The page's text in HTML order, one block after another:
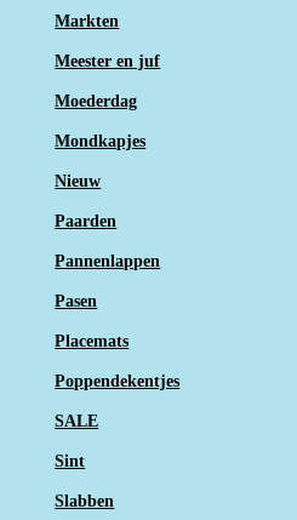
Markten
Meester en juf
Moederdag
Mondkapjes
Nieuw
Paarden
Pannenlappen
Pasen
Placemats
Poppendekentjes
SALE
Sint
Slabben